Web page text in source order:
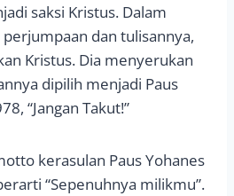
saksi Kristus. Dalam
dan tulisannya,
Kristus. Dia menyerukan
dipilih menjadi Paus
“Jangan Takut!”
kerasulan Paus Yohanes
“Sepenuhnya milikmu”.